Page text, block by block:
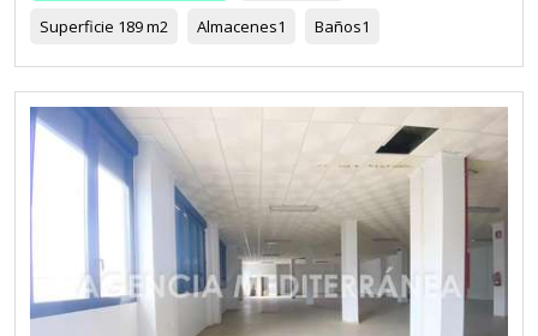
Superficie 189 m2 Almacenes1 Baños1